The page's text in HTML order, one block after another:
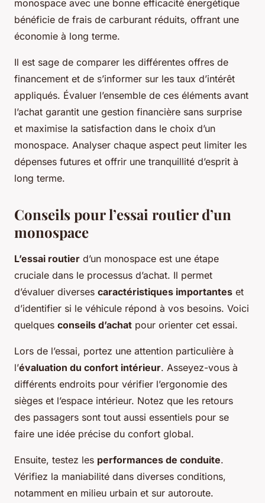
monospace avec une bonne efficacité énergétique
bénéficie de frais de carburant réduits, offrant une
économie à long terme.
Il est sage de comparer les différentes offres de
financement et de s’informer sur les taux d’intérêt
appliqués. Évaluer l’ensemble de ces éléments avant
l’achat garantit une gestion financière sans surprise
et maximise la satisfaction dans le choix d’un
monospace. Analyser chaque aspect peut limiter les
dépenses futures et offrir une tranquillité d’esprit à
long terme.
Conseils pour l’essai routier d’un
monospace
L’essai routier d’un monospace est une étape
cruciale dans le processus d’achat. Il permet
d’évaluer diverses caractéristiques importantes et
d’identifier si le véhicule répond à vos besoins. Voici
quelques conseils d’achat pour orienter cet essai.
Lors de l’essai, portez une attention particulière à
l’évaluation du confort intérieur. Asseyez-vous à
différents endroits pour vérifier l’ergonomie des
sièges et l’espace intérieur. Notez que les retours
des passagers sont tout aussi essentiels pour se
faire une idée précise du confort global.
Ensuite, testez les performances de conduite.
Vérifiez la maniabilité dans diverses conditions,
notamment en milieu urbain et sur autoroute.